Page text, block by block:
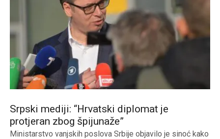
Srpski mediji: “Hrvatski diplomat je
protjeran zbog špijunaže”
Ministarstvo vanjskih poslova Srbije objavilo je sinoć kako